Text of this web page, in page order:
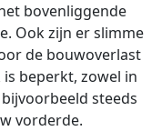
bovenliggende
Ook zijn er slimme
de bouwoverlast
beperkt, zowel in
steeds
vorderde.